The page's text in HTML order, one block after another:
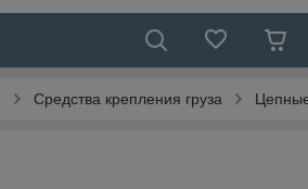
Средства крепления груза